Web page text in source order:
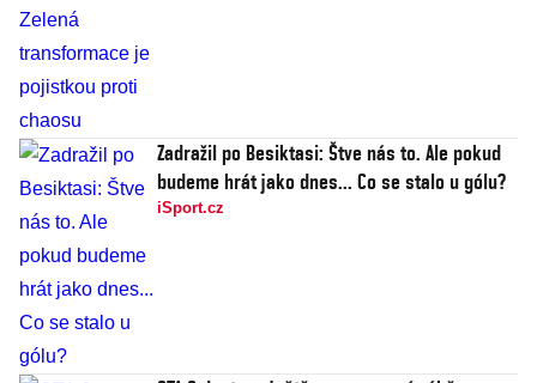
Zadražil po Besiktasi: Štve nás to. Ale pokud
budeme hrát jako dnes... Co se stalo u gólu?
iSport.cz